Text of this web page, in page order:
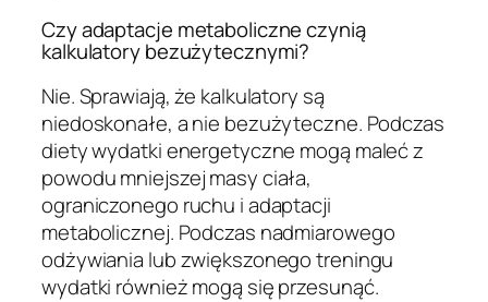
Czy adaptacje metaboliczne czynią
kalkulatory bezużytecznymi?
Nie. Sprawiają, że kalkulatory są
niedoskonałe, a nie bezużyteczne. Podczas
diety wydatki energetyczne mogą maleć z
powodu mniejszej masy ciała,
ograniczonego ruchu i adaptacji
metabolicznej. Podczas nadmiarowego
odżywiania lub zwiększonego treningu
wydatki również mogą się przesunąć.